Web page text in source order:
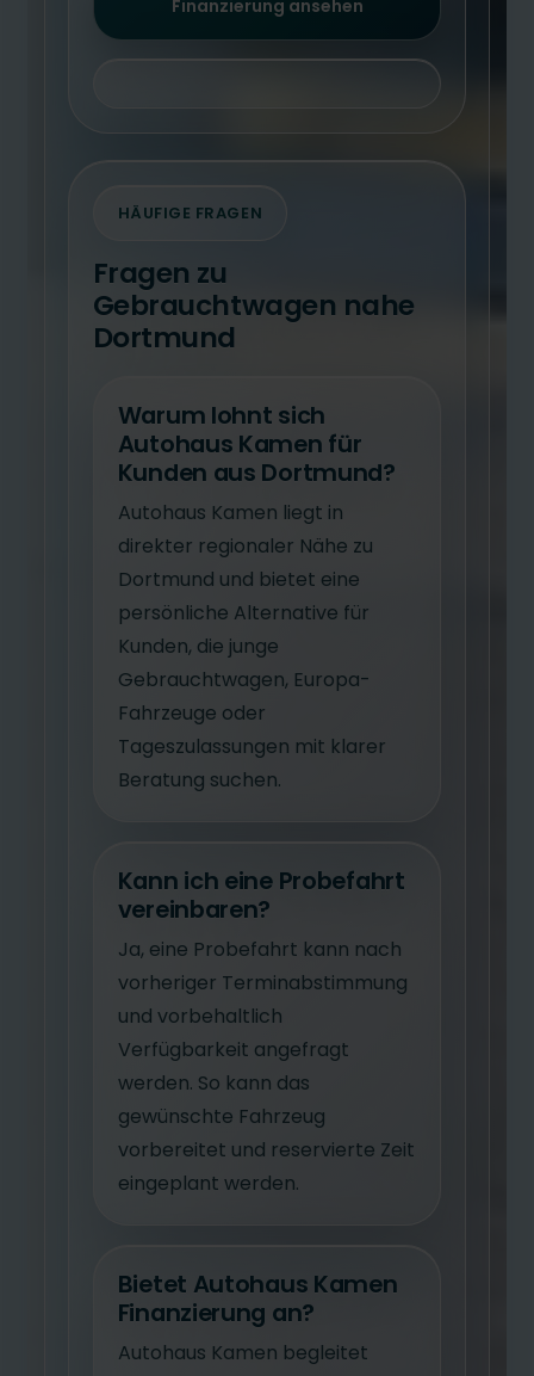
Finanzierung ansehen
HÄUFIGE FRAGEN
Fragen zu
Gebrauchtwagen nahe
Dortmund
Warum lohnt sich
Autohaus Kamen für
Kunden aus Dortmund?
Autohaus Kamen liegt in
direkter regionaler Nähe zu
Dortmund und bietet eine
persönliche Alternative für
Kunden, die junge
Gebrauchtwagen, Europa-
Fahrzeuge oder
Tageszulassungen mit klarer
Beratung suchen.
Kann ich eine Probefahrt
vereinbaren?
Ja, eine Probefahrt kann nach
vorheriger Terminabstimmung
und vorbehaltlich
Verfügbarkeit angefragt
werden. So kann das
gewünschte Fahrzeug
vorbereitet und reservierte Zeit
eingeplant werden.
Bietet Autohaus Kamen
Finanzierung an?
Autohaus Kamen begleitet